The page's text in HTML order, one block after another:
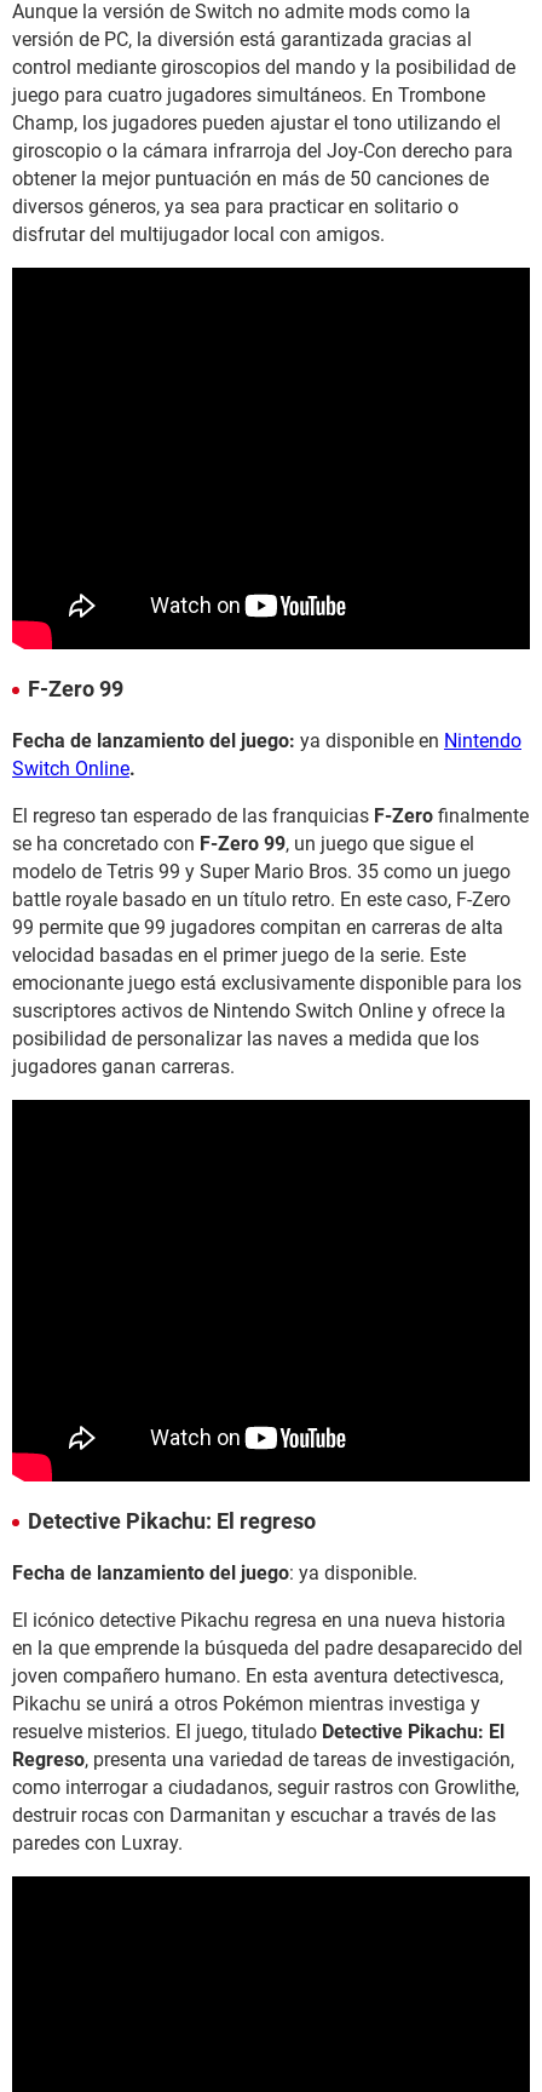
Aunque la versión de Switch no admite mods como la
versión de PC, la diversión está garantizada gracias al
control mediante giroscopios del mando y la posibilidad de
juego para cuatro jugadores simultáneos. En Trombone
Champ, los jugadores pueden ajustar el tono utilizando el
giroscopio o la cámara infrarroja del Joy-Con derecho para
obtener la mejor puntuación en más de 50 canciones de
diversos géneros, ya sea para practicar en solitario o
disfrutar del multijugador local con amigos.
F-Zero 99
Fecha de lanzamiento del juego: ya disponible en Nintendo
Switch Online.
El regreso tan esperado de las franquicias F-Zero finalmente
se ha concretado con F-Zero 99, un juego que sigue el
modelo de Tetris 99 y Super Mario Bros. 35 como un juego
battle royale basado en un título retro. En este caso, F-Zero
99 permite que 99 jugadores compitan en carreras de alta
velocidad basadas en el primer juego de la serie. Este
emocionante juego está exclusivamente disponible para los
suscriptores activos de Nintendo Switch Online y ofrece la
posibilidad de personalizar las naves a medida que los
jugadores ganan carreras.
Detective Pikachu: El regreso
Fecha de lanzamiento del juego: ya disponible.
El icónico detective Pikachu regresa en una nueva historia
en la que emprende la búsqueda del padre desaparecido del
joven compañero humano. En esta aventura detectivesca,
Pikachu se unirá a otros Pokémon mientras investiga y
resuelve misterios. El juego, titulado Detective Pikachu: El
Regreso, presenta una variedad de tareas de investigación,
como interrogar a ciudadanos, seguir rastros con Growlithe,
destruir rocas con Darmanitan y escuchar a través de las
paredes con Luxray.